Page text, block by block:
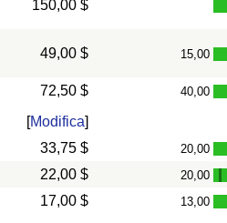
150,00 $
49,00 $ 15,00
72,50 $ 40,00
[Modifica]
33,75 $ 20,00
22,00 $ 20,00 -
17,00 $ 13,00